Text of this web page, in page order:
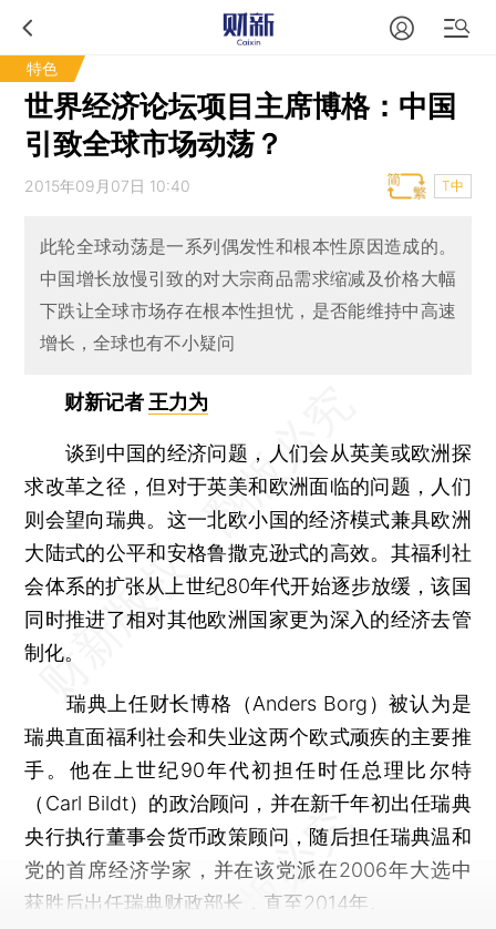
特色
世界经济论坛项目主席博格：中国
引致全球市场动荡？
2015年09月07日 10:40 T中
此轮全球动荡是一系列偶发性和根本性原因造成的。
中国增长放慢引致的对大宗商品需求缩减及价格大幅
下跌让全球市场存在根本性担忧，是否能维持中高速
增长，全球也有不小疑问
财新记者 王力为
谈到中国的经济问题，人们会从英美或欧洲探
求改革之径，但对于英美和欧洲面临的问题，人们
则会望向瑞典。这一北欧小国的经济模式兼具欧洲
大陆式的公平和安格鲁撒克逊式的高效。其福利社
会体系的扩张从上世纪80年代开始逐步放缓，该国
同时推进了相对其他欧洲国家更为深入的经济去管
制化。
瑞典上任财长博格（Anders Borg）被认为是
瑞典直面福利社会和失业这两个欧式顽疾的主要推
手。他在上世纪90年代初担任时任总理比尔特
（Carl Bildt）的政治顾问，并在新千年初出任瑞典
央行执行董事会货币政策顾问，随后担任瑞典温和
党的首席经济学家，并在该党派在2006年大选中
获胜后出任瑞典财政部长，直至2014年。